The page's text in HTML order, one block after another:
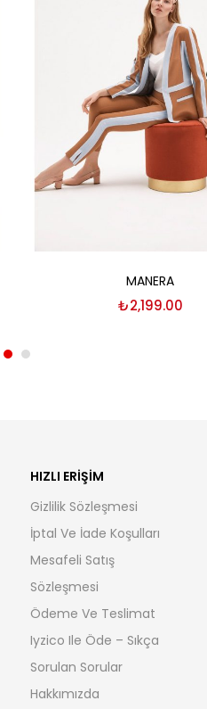
MANERA
₺2,199.00
HIZLI ERIŞIM
Gizlilik Sözleşmesi
İptal Ve İade Koşulları
Mesafeli Satış
Sözleşmesi
Ödeme Ve Teslimat
Iyzico Ile Öde – Sıkça
Sorulan Sorular
Hakkımızda